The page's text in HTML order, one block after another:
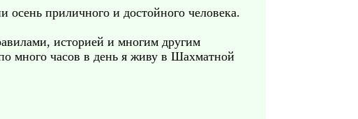
приличного и достойного человека.
историей и многим другим
много часов в день я живу в Шахматной